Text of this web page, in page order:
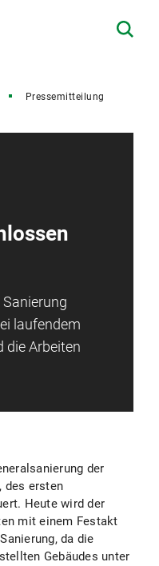
Pressemitteilung
laufendem
die Arbeiten
der
des ersten
Heute wird der
mit einem Festakt
da die
Gebäudes unter